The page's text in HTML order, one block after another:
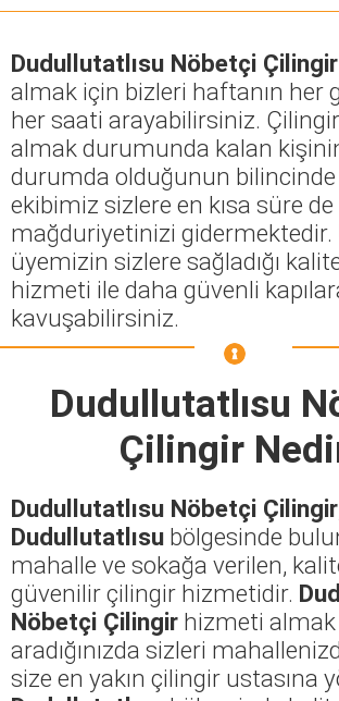
Dudullutatlısu Nöbetçi Çilingir
almak için bizleri haftanın her
her saati arayabilirsiniz.
almak durumunda kalan
durumda olduğunun
ekibimiz sizlere en kısa süre de
mağduriyetinizi gidermektedir.
üyemizin sizlere sağladığı
hizmeti ile daha güvenli
kavuşabilirsiniz.
Dudullutatlısu
Çilingir
Dudullutatlısu Nöbetçi Çilingir
Dudullutatlısu bölgesinde
mahalle ve sokağa verilen,
güvenilir çilingir hizmetidir.
Nöbetçi Çilingir hizmeti almak
aradığınızda sizleri
size en yakın çilingir ustasına